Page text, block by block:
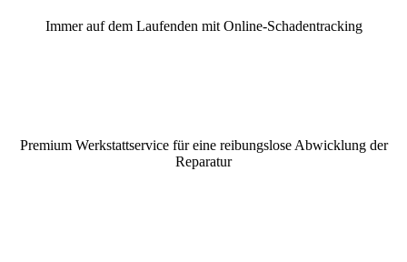
Immer auf dem Laufenden mit Online-Schadentracking
Premium Werkstattservice für eine reibungslose Abwicklung der
Reparatur